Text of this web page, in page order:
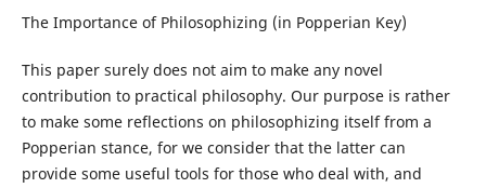
The Importance of Philosophizing (in Popperian Key)
This paper surely does not aim to make any novel
contribution to practical philosophy. Our purpose is rather
to make some reflections on philosophizing itself from a
Popperian stance, for we consider that the latter can
provide some useful tools for those who deal with, and